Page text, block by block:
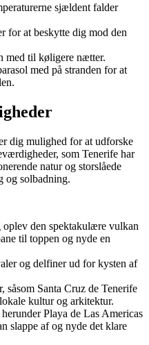
sjældent falder
for at beskytte dig mod den
med til køligere nætter.
med på stranden for at
dig mulighed for at udforske
som Tenerife har
natur og storslåede
og solbadning.
den spektakulære vulkan
til toppen og nyde en
og delfiner ud for kysten af
såsom Santa Cruz de Tenerife
kultur og arkitektur.
Playa de Las Americas
slappe af og nyde det klare